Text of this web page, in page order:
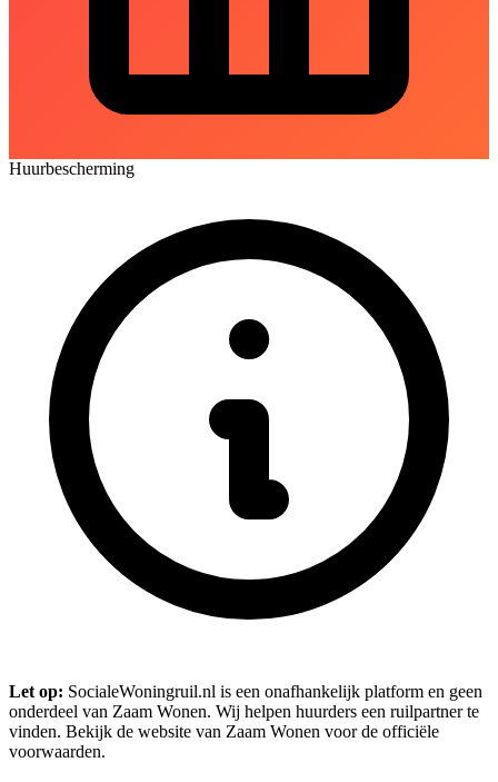
Huurbescherming
Let op: SocialeWoningruil.nl is een onafhankelijk platform en geen
onderdeel van Zaam Wonen. Wij helpen huurders een ruilpartner te
vinden. Bekijk de website van Zaam Wonen voor de officiële
voorwaarden.